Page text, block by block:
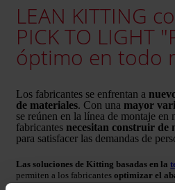
LEAN KITTING
PICK TO LIGHT
óptimo en todo
Los fabricantes se enfrentan a
de materiales. Con una mayor
se reúnen en la línea de montaje en
fabricantes necesitan construir de
para satisfacer las demandas de
Las soluciones de Kitting basadas en la
permiten a los fabricantesoptimizar el
producción,reduciendo tiempos y